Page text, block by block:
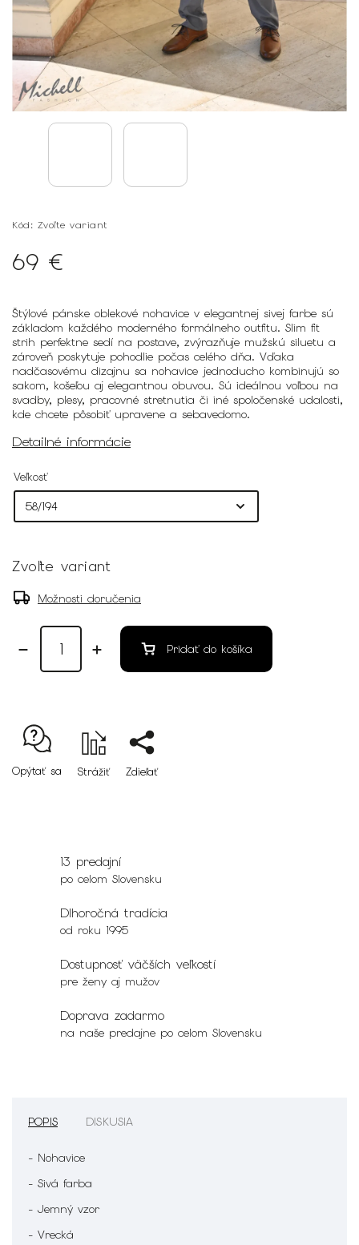
Kód: Zvoľte variant
69 €
Štýlové pánske oblekové nohavice v elegantnej sivej farbe sú
základom každého moderného formálneho outfitu. Slim fit
strih perfektne sedí na postave, zvýrazňuje mužskú siluetu a
zároveň poskytuje pohodlie počas celého dňa. Vďaka
nadčasovému dizajnu sa nohavice jednoducho kombinujú so
sakom, košeľou aj elegantnou obuvou. Sú ideálnou voľbou na
svadby, plesy, pracovné stretnutia či iné spoločenské udalosti,
kde chcete pôsobiť upravene a sebavedomo.
Detailné informácie
Veľkosť
Zvoľte variant
Možnosti doručenia
Pridať do košíka
Opýtať sa Strážiť Zdieľať
13 predajní
po celom Slovensku
Dlhoročná tradícia
od roku 1995
Dostupnosť väčších veľkostí
pre ženy aj mužov
Doprava zadarmo
na naše predajne po celom Slovensku
POPIS DISKUSIA
- Nohavice
- Sivá farba
- Jemný vzor
- Vrecká